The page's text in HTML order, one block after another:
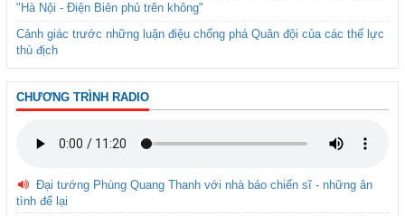
"Hà Nội - Điện Biên phủ trên không"
Cảnh giác trước những luận điệu chống phá Quân đội của các thế lực
thù địch
CHƯƠNG TRÌNH RADIO
Đại tướng Phùng Quang Thanh với nhà báo chiến sĩ - những ân
tình để lại